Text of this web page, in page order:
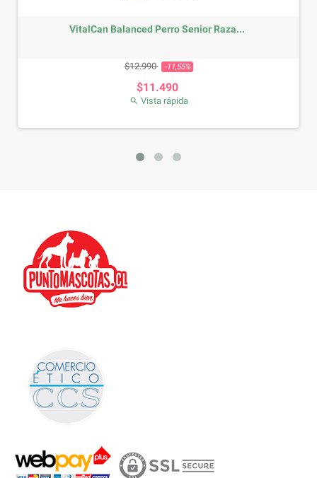
VitalCan Balanced Perro Senior Raza...
Precio base
$12.990 -11,55% Precio
$11.490
 Vista rápida